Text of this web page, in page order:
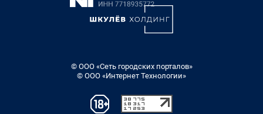
© ООО «Сеть городских порталов»
© ООО «Интернет Технологии»